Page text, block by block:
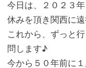
今日は、２０２３
休みを頂き関西に
これから、ずっと
問します♪
今から５０年前に